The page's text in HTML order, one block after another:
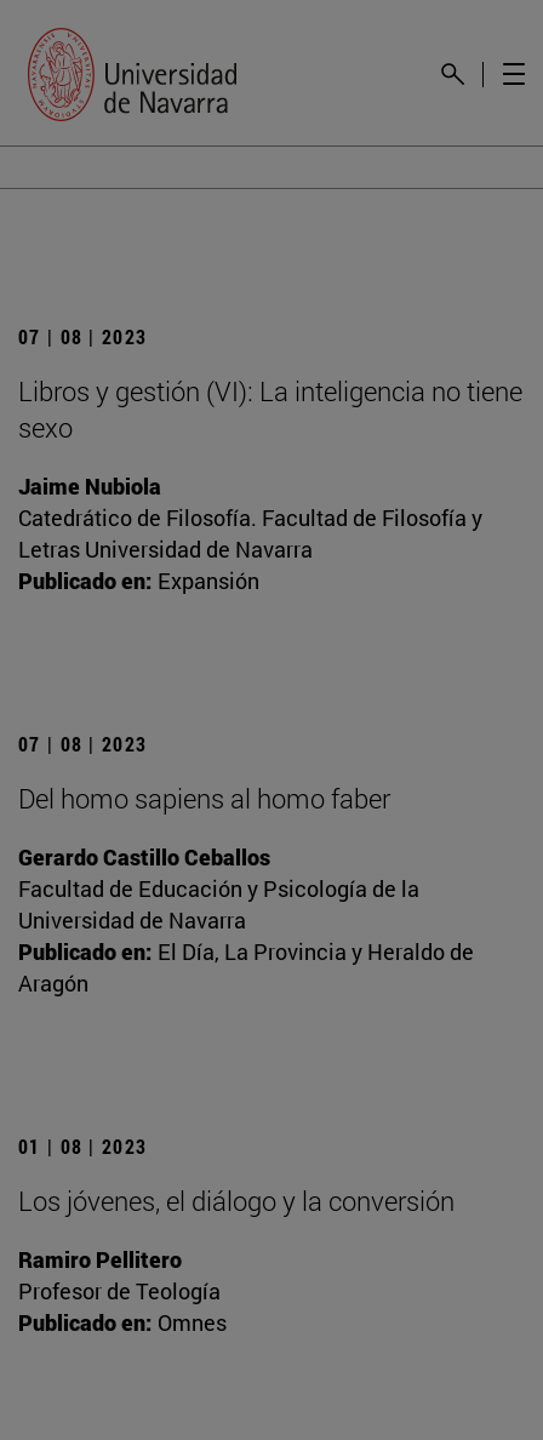
07 | 08 | 2023
Libros y gestión (VI): La inteligencia no tiene
sexo
Jaime Nubiola
Catedrático de Filosofía. Facultad de Filosofía y
Letras Universidad de Navarra
Publicado en: Expansión
07 | 08 | 2023
Del homo sapiens al homo faber
Gerardo Castillo Ceballos
Facultad de Educación y Psicología de la
Universidad de Navarra
Publicado en: El Día, La Provincia y Heraldo de
Aragón
01 | 08 | 2023
Los jóvenes, el diálogo y la conversión
Ramiro Pellitero
Profesor de Teología
Publicado en: Omnes